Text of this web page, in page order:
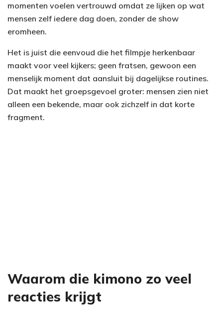
momenten voelen vertrouwd omdat ze lijken op wat
mensen zelf iedere dag doen, zonder de show
eromheen.
Het is juist die eenvoud die het filmpje herkenbaar
maakt voor veel kijkers; geen fratsen, gewoon een
menselijk moment dat aansluit bij dagelijkse routines.
Dat maakt het groepsgevoel groter: mensen zien niet
alleen een bekende, maar ook zichzelf in dat korte
fragment.
Waarom die kimono zo veel
reacties krijgt